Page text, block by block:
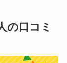
すめは？
の口コミ